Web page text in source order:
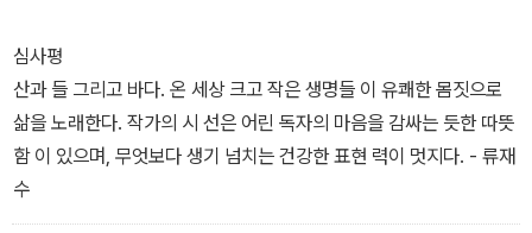
심사평
산과 들 그리고 바다. 온 세상 크고 작은 생명들 이 유쾌한 몸짓으로
삶을 노래한다. 작가의 시 선은 어린 독자의 마음을 감싸는 듯한 따뜻
함 이 있으며, 무엇보다 생기 넘치는 건강한 표현 력이 멋지다. - 류재
수